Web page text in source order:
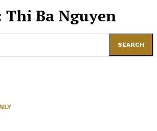
Thi Ba Nguyen
SEARCH